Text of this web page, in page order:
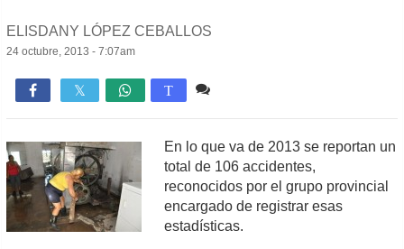
ELISDANY LÓPEZ CEBALLOS
24 octubre, 2013 - 7:07am
 T
En lo que va de 2013 se reportan un
total de 106 accidentes,
reconocidos por el grupo provincial
encargado de registrar esas
estadísticas.